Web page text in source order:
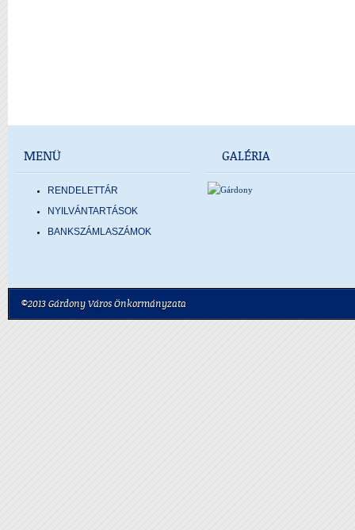
MENÜ
RENDELETTÁR
NYILVÁNTARTÁSOK
BANKSZÁMLASZÁMOK
GALÉRIA
©2013 Gárdony Város Önkormányzata